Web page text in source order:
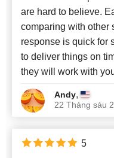
are hard to believe.
comparing with other
response is quick for
to deliver things on
they will work with
Andy,
22 Tháng sáu
5